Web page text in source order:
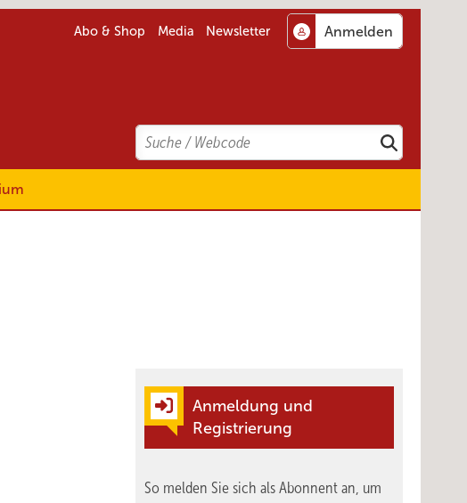
Abo & Shop Media Newsletter
Search
Suchen
Anmeldung und
Registrierung
So melden Sie sich als Abonnent an, um